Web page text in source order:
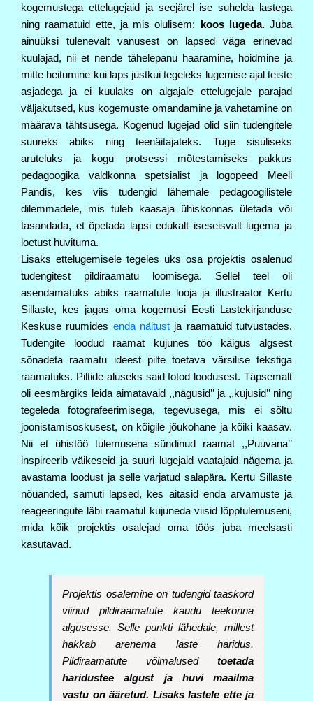
kogemustega ettelugejaid ja seejärel ise suhelda lastega
ning raamatuid ette, ja mis olulisem: koos lugeda.Juba
ainuüksi tulenevalt vanusest on lapsed väga erinevad
kuulajad, nii et nende tähelepanu haaramine, hoidmine ja
mitte heitumine kui laps justkui tegeleks lugemise ajal teiste
asjadega ja ei kuulaks on algajale ettelugejale parajad
väljakutsed, kus kogemuste omandamine ja vahetamine on
määrava tähtsusega. Kogenud lugejad olid siin tudengitele
suureks abiks ning teenäitajateks. Tuge sisuliseks
aruteluks ja kogu protsessi mõtestamiseks pakkus
pedagoogika valdkonna spetsialist ja logopeed
Meeli
Pandis, kes viis tudengid lähemale pedagoogilistele
dilemmadele, mis tuleb kaasaja ühiskonnas ületada või
tasandada, et õpetada lapsi edukalt iseseisvalt lugema ja
loetust huvituma.
Lisaks ettelugemisele tegeles üks osa projektis osalenud
tudengitest pildiraamatu loomisega. Sellel teel oli
asendamatuks abiks raamatute looja ja illustraator Kertu
Sillaste, kes jagas oma kogemusi Eesti Lastekirjanduse
Keskuse ruumides enda näitust ja raamatuid tutvustades.
Tudengite loodud raamat kujunes töö käigus algsest
sõnadeta raamatu ideest pilte toetava värsilise tekstiga
raamatuks. Piltide aluseks said fotod loodusest. Täpsemalt
oli eesmärgiks leida aimatavaid ,,nägusid’’ ja ,,kujusid’’ ning
tegeleda fotografeerimisega, tegevusega, mis ei sõltu
joonistamisoskusest, on kõigile jõukohane ja kõiki kaasav.
Nii et ühistöö tulemusena sündinud raamat ,,Puuvana’’
inspireerib väikeseid ja suuri lugejaid vaatajaid nägema ja
avastama loodust ja selle varjatud salapära. Kertu Sillaste
nõuanded, samuti lapsed, kes aitasid enda arvamuste ja
reageeringute läbi raamatul kujuneda viisid lõpptulemuseni,
mida kõik projektis osalejad oma töös juba meelsasti
kasutavad.
Projektis osalemine on tudengid taaskord
viinud pildiraamatute kaudu teekonna
algusesse. Selle punkti lähedale, millest
hakkab arenema laste haridus.
Pildiraamatute võimalused toetada
haridustee algust ja huvi maailma
vastu on ääretud. Lisaks lastele ette ja